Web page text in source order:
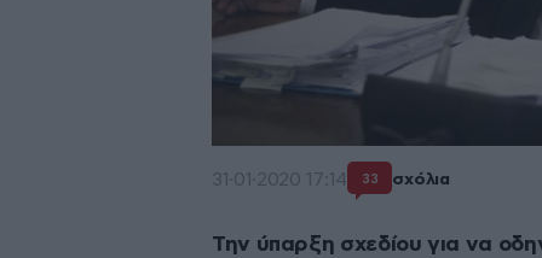
31·01·2020 17:14 33 σχόλια
Την ύπαρξη σχεδίου για να